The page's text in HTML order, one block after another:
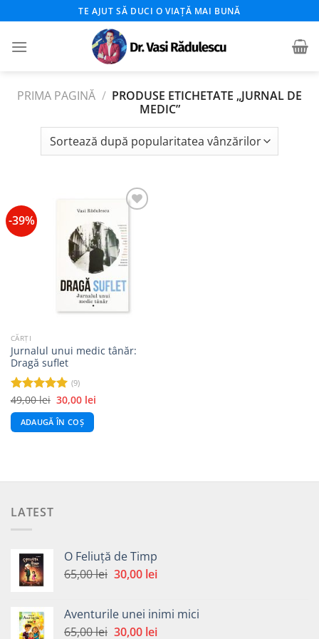
to
content
TE AJUT SĂ DUCI O VIAȚĂ MAI BUNĂ
PRIMA PAGINĂ / PRODUSE ETICHETATE „JURNAL DE
MEDIC”
-39%
wishlist
CĂRȚI
Jurnalul unui medic tânăr:
Dragă suflet
Evaluat la
5.00din 5
(9)
49,00lei Prețul
inițial
a
fost:
49,00 lei.
30,00 leiPrețul
curent
ADAUGĂ ÎN COȘ
LATEST
O Feliuță de Timp
65,00lei Prețul
fost:
65,00 lei.
30,00 leiPrețul
30,00 lei.
Aventurile unei inimi mici
65,00lei Prețul
30,00 leiPrețul